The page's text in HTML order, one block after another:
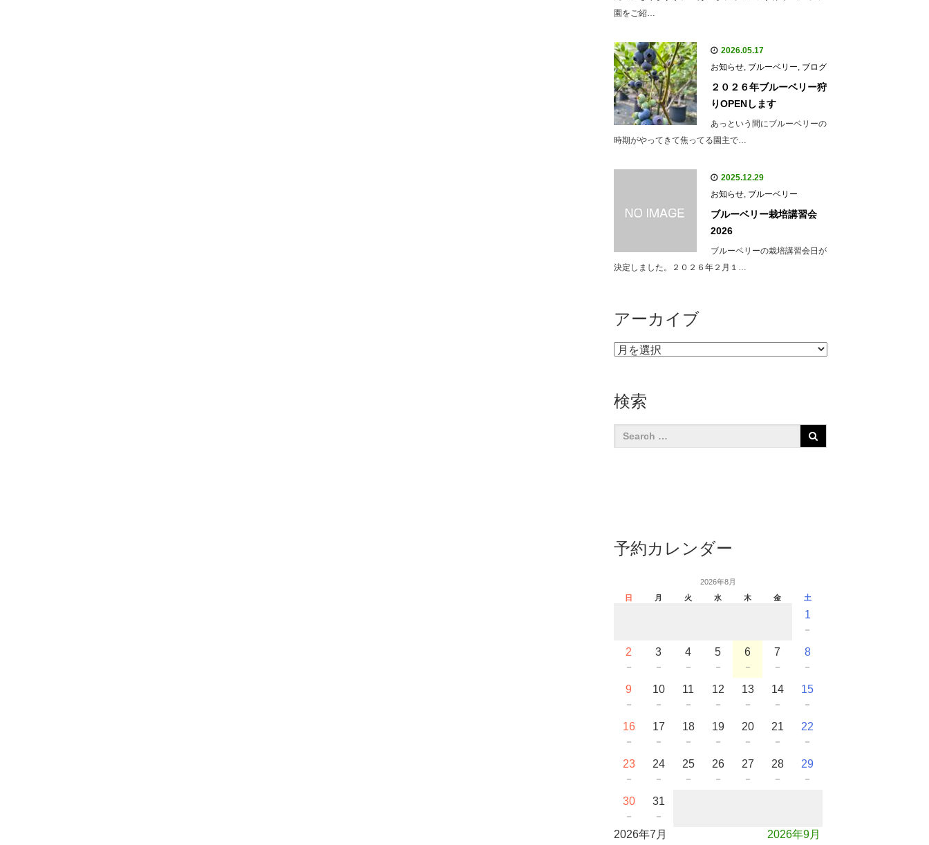
園をご紹…
2026.05.17
お知らせ, ブルーベリー, ブログ
２０２６年ブルーベリー狩
りOPENします
あっという間にブルーベリーの
時期がやってきて焦ってる園主で…
2025.12.29
お知らせ, ブルーベリー
ブルーベリー栽培講習会
2026
ブルーベリーの栽培講習会日が
決定しました。２０２６年２月１…
アーカイブ
ア
イ
ブ
検索
予約カレンダー
2026年8月
日
月 火 水 木 金 土
1
－
2
－
3
－
4
－
5
－
6
－
7
－
8
－
9
－
10
－
11
－
12
－
13
－
14
－
15
－
16
－
17
－
18
－
19
－
20
－
21
－
22
－
23
－
24
－
25
－
26
－
27
－
28
－
29
－
30
－
31
－
2026年7月 2026年9月